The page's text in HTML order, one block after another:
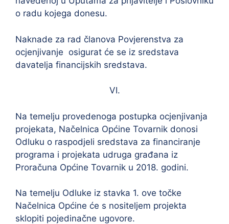
o radu kojega donesu.
Naknade za rad članova Povjerenstva za
ocjenjivanje osigurat će se iz sredstava
davatelja financijskih sredstava.
VI.
Na temelju provedenoga postupka ocjenjivanja
projekata, Načelnica Općine Tovarnik donosi
Odluku o raspodjeli sredstava za financiranje
programa i projekata udruga građana iz
Proračuna Općine Tovarnik u 2018. godini.
Na temelju Odluke iz stavka 1. ove točke
Načelnica Općine će s nositeljem projekta
sklopiti pojedinačne ugovore.